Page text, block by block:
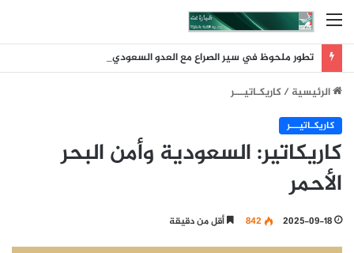
القائمة
الرئيسية/كاريكـاتيـــر
كاريكـاتيـــر
كاريكاتير: السعودية وأمن البحر
الأحمر
2025-09-18
842 أقل من دقيقة